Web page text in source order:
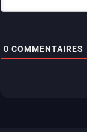
0 COMMENTAIRES